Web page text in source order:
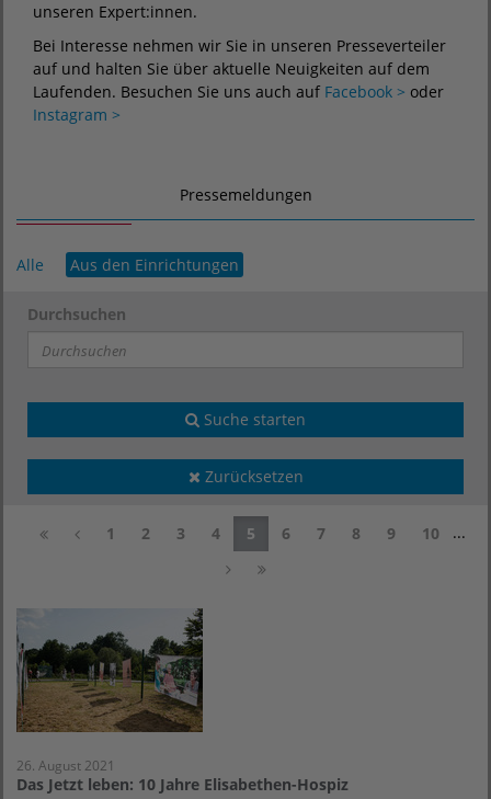
unseren Expert:innen.
Bei Interesse nehmen wir Sie in unseren Presseverteiler
auf und halten Sie über aktuelle Neuigkeiten auf dem
Laufenden. Besuchen Sie uns auch auf Facebook > oder
Instagram >
Pressemeldungen
Alle Aus den Einrichtungen
Durchsuchen
Suche starten
Zurücksetzen
1 2 3 4 5 6 7 8 9 10 ...
26. August 2021
Das Jetzt leben: 10 Jahre Elisabethen-Hospiz